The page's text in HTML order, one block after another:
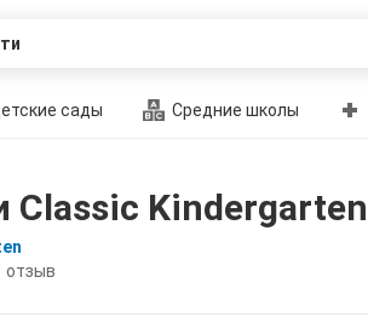
сады Средние школы
Classic Kindergarten
отзыв